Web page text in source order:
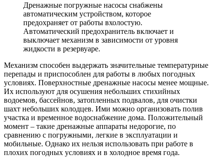
Дренажные погружные насосы снабжены
автоматическим устройством, которое
предохраняет от работы вхолостую.
Автоматический предохранитель включает и
выключает механизм в зависимости от уровня
жидкости в резервуаре.
Механизм способен выдержать значительные температурные
перепады и приспособлен для работы в любых погодных
условиях. Поверхностные дренажные насосы менее мощные.
Их используют для осушения небольших стихийных
водоемов, бассейнов, затопленных подвалов, для очистки
шахт небольших колодцев. Ими можно организовать полив
участка и временное водоснабжение дома. Положительный
момент – такие дренажные аппараты недорогие, по
сравнению с погружными, легкие в эксплуатации и
мобильные. Однако их нельзя использовать при работе в
плохих погодных условиях и в холодное время года.